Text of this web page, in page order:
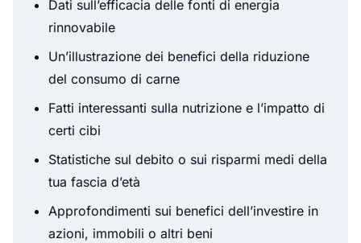
Dati sull’efficacia delle fonti di energia
rinnovabile
Un’illustrazione dei benefici della riduzione
del consumo di carne
Fatti interessanti sulla nutrizione e l’impatto di
certi cibi
Statistiche sul debito o sui risparmi medi della
tua fascia d’età
Approfondimenti sui benefici dell’investire in
azioni, immobili o altri beni